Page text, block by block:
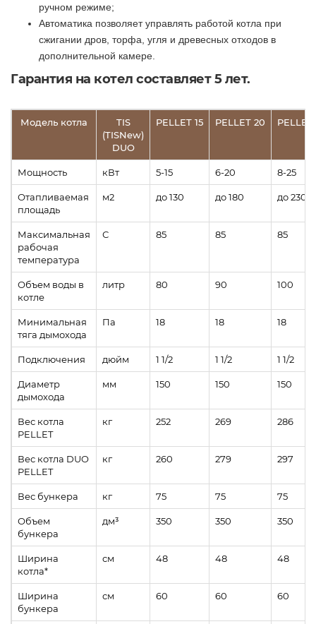
ручном режиме;
Автоматика позволяет управлять работой котла при
сжигании дров, торфа, угля и древесных отходов в
дополнительной камере.
Гарантия на котел составляет 5 лет.
Модель котла
TIS
(TISNew)
DUO
PELLET 15 PELLET 20 PELLET
Мощность кВт 5-15 6-20 8-25
Отапливаемая
площадь
м2 до 130 до 180 до 230
Максимальная
рабочая
температура
С 85 85 85
Объем воды в
котле
литр 80 90 100
Минимальная
тяга дымохода
Па 18 18 18
Подключения дюйм 1 1/2 1 1/2 1 1/2
Диаметр
дымохода
мм 150 150 150
Вес котла
PELLET
кг 252 269 286
Вес котла DUO
PELLET
кг 260 279 297
Вес бункера кг 75 75 75
Объем
бункера
дм³ 350 350 350
Ширина
котла*
см 48 48 48
Ширина
бункера
см 60 60 60